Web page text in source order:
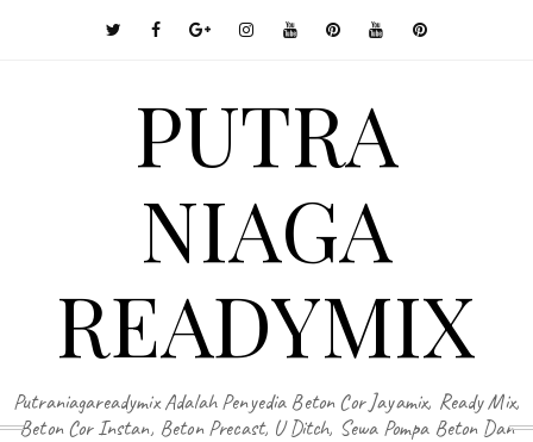
PUTRA
NIAGA
READYMIX
Putraniagareadymix Adalah Penyedia Beton Cor Jayamix, Ready Mix,
Beton Cor Instan, Beton Precast, U Ditch, Sewa Pompa Beton Dan